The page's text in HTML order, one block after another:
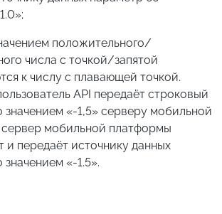
положительного/
числа с точкой/запятой
к числу с плавающей точкой.
API передаёт строковый
значением «-1,5» серверу мобильной
мобильной платформы
и передаёт источнику данных
«-1.5».